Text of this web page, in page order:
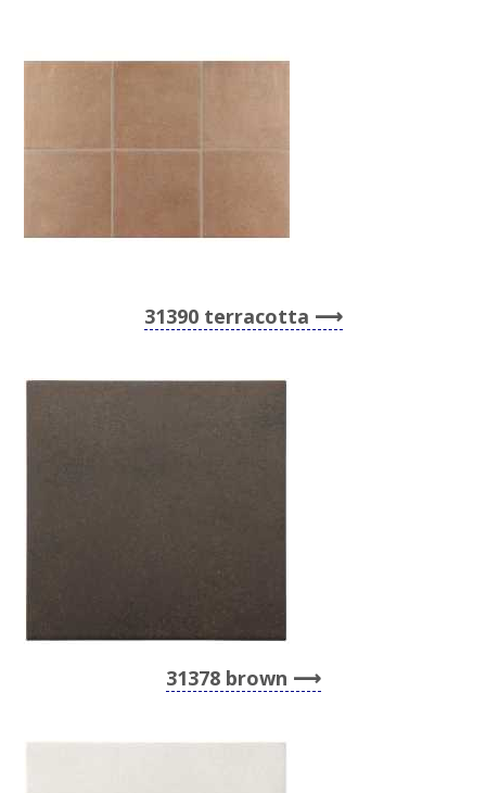
31390 terracotta
31378 brown